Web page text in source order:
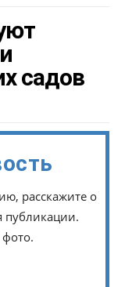
садов
расскажите о
публикации.